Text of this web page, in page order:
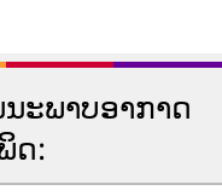
ະພາບອາກາດ
ດ: